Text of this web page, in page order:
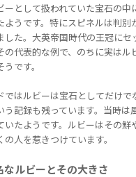
ーとして扱われていた宝石の中
ようです。特にスピネルは判別
した。大英帝国時代の王冠に
の代表的な例で、のちに実はル
です。
ではルビーは宝石としてだけ
う記録も残っています。当時は
いたようです。ルビーはその鮮
人を惹きつけています。
なルビーとその大きさ